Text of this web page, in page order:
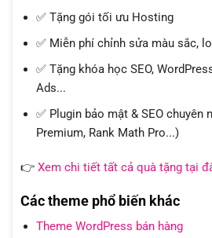
✅ Tặng gói tối ưu Hosting
✅ Miễn phí chỉnh sửa màu sắc,
✅ Tặng khóa học SEO,
Ads...
✅ Plugin bảo mật & SEO chuyên
Premium, Rank Math Pro...)
👉 Xem chi tiết tất cả quà tặng tại
Các theme phổ biến khác
Theme WordPress bán hàng